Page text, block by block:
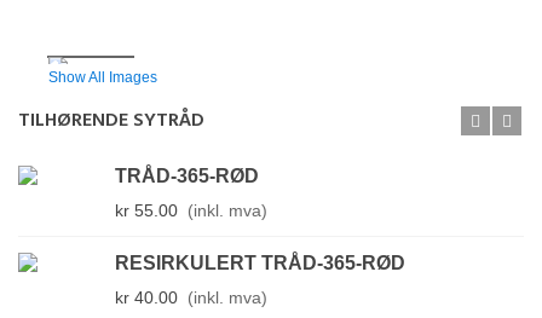
Show All Images
TILHØRENDE SYTRÅD
TRÅD-365-RØD
kr 55.00 (inkl. mva)
RESIRKULERT TRÅD-365-RØD
kr 40.00 (inkl. mva)